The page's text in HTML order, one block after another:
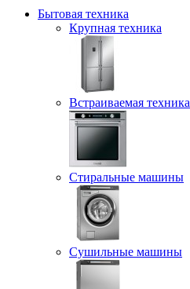
Бытовая техника
Крупная техника
Встраиваемая техника
Стиральные машины
Сушильные машины